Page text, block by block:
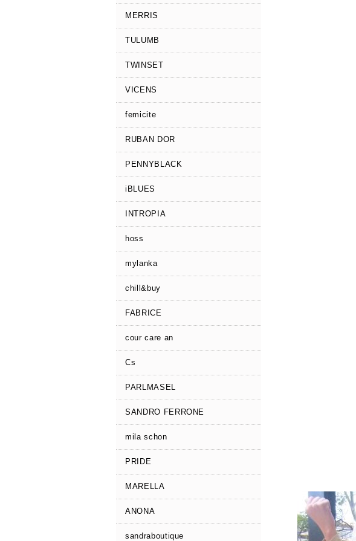
MERRIS
TULUMB
TWINSET
VICENS
femicite
RUBAN DOR
PENNYBLACK
iBLUES
INTROPIA
hoss
mylanka
chill&buy
FABRICE
cour care an
Cs
PARLMASEL
SANDRO FERRONE
mila schon
PRIDE
MARELLA
ANONA
sandraboutique